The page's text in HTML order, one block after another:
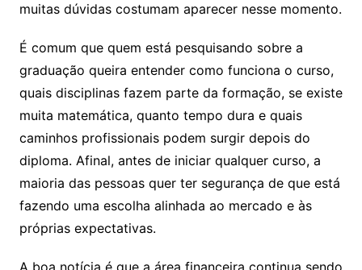
muitas dúvidas costumam aparecer nesse momento.
É comum que quem está pesquisando sobre a
graduação queira entender como funciona o curso,
quais disciplinas fazem parte da formação, se existe
muita matemática, quanto tempo dura e quais
caminhos profissionais podem surgir depois do
diploma. Afinal, antes de iniciar qualquer curso, a
maioria das pessoas quer ter segurança de que está
fazendo uma escolha alinhada ao mercado e às
próprias expectativas.